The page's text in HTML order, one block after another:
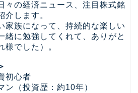
々の経済ニュース、注目株式銘
介します。
家族になって、持続的な楽しい
緒に勉強してくれて、ありがと
様でした）。
初心者
ン（投資歴：約10年）